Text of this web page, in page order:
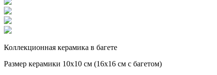
Коллекционная керамика в багете
Размер керамики 10х10 см (16х16 см с багетом)